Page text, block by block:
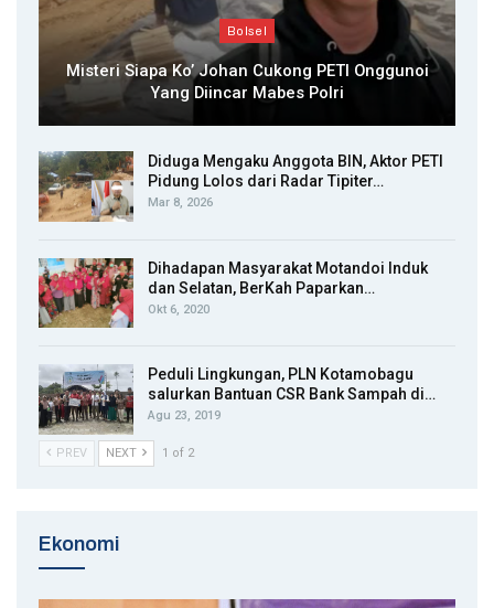
Bolsel
Misteri Siapa Ko’ Johan Cukong PETI Onggunoi
Yang Diincar Mabes Polri
Diduga Mengaku Anggota BIN, Aktor PETI
Pidung Lolos dari Radar Tipiter…
Mar 8, 2026
Dihadapan Masyarakat Motandoi Induk
dan Selatan, BerKah Paparkan…
Okt 6, 2020
Peduli Lingkungan, PLN Kotamobagu
salurkan Bantuan CSR Bank Sampah di…
Agu 23, 2019
PREV NEXT 1 of 2
Ekonomi